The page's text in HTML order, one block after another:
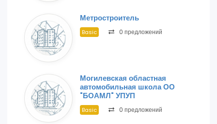
Метростроитель
Basic 0 предложений
Могилевская областная
автомобильная школа ОО
"БОАМЛ" УПУП
Basic 0 предложений